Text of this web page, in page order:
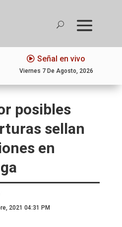
Señal en vivo
Viernes 7 De Agosto, 2026
posibles
sellan
en
2021 04:31 PM